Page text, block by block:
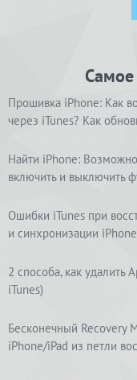
Прошивка iPhone: Как
через iTunes? Как
Найти iPhone:
включить и выключить
Ошибки iTunes при
и синхронизации
2 способа, как удалить
iTunes)
Бесконечный Recovery
iPhone/iPad из петли